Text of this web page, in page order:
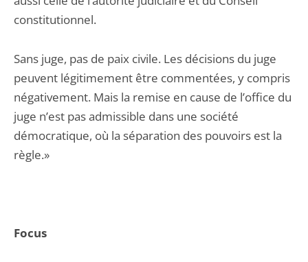
constitutionnel.
Sans juge, pas de paix civile. Les décisions du juge
peuvent légitimement être commentées, y compris
négativement. Mais la remise en cause de l’office du
juge n’est pas admissible dans une société
démocratique, où la séparation des pouvoirs est la
règle.»
Focus